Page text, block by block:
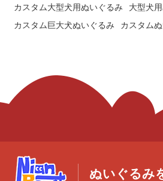
カスタム大型犬用ぬいぐるみ 大型犬
カスタム巨大犬ぬいぐるみ カスタム
ぬいぐるみ